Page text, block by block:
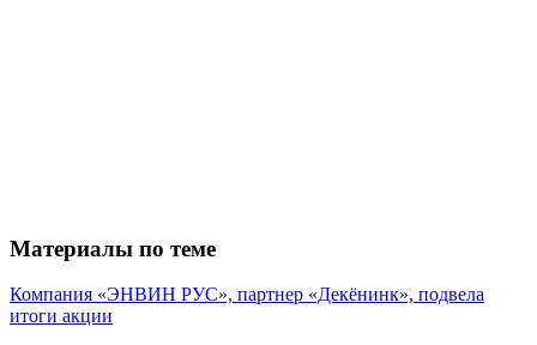
Материалы по теме
Компания «ЭНВИН РУС», партнер «Декёнинк», подвела
итоги акции